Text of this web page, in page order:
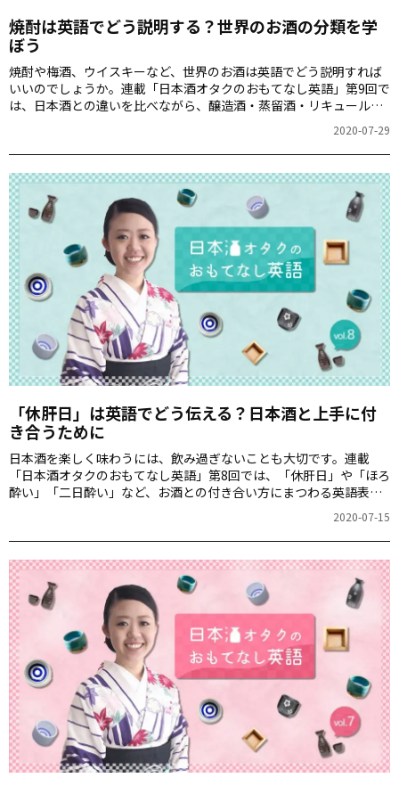
焼酎は英語でどう説明する？世界のお酒の分類を学
ぼう
焼酎や梅酒、ウイスキーなど、世界のお酒は英語でどう説明すれば
いいのでしょうか。連載「日本酒オタクのおもてなし英語」第9回で
は、日本酒との違いを比べながら、醸造酒・蒸留酒・リキュールに
2020-07-29
「休肝日」は英語でどう伝える？日本酒と上手に付
き合うために
日本酒を楽しく味わうには、飲み過ぎないことも大切です。連載
「日本酒オタクのおもてなし英語」第8回では、「休肝日」や「ほろ
酔い」「二日酔い」など、お酒との付き合い方にまつわる英語表現
2020-07-15